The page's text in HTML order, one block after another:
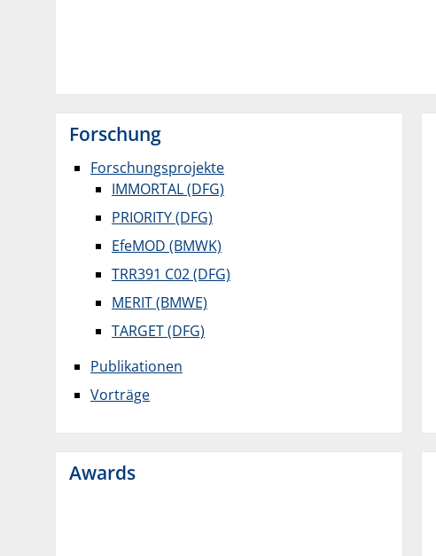
Forschung
Forschungsprojekte
IMMORTAL (DFG)
PRIORITY (DFG)
EfeMOD (BMWK)
TRR391 C02 (DFG)
MERIT (BMWE)
TARGET (DFG)
Publikationen
Vorträge
Awards